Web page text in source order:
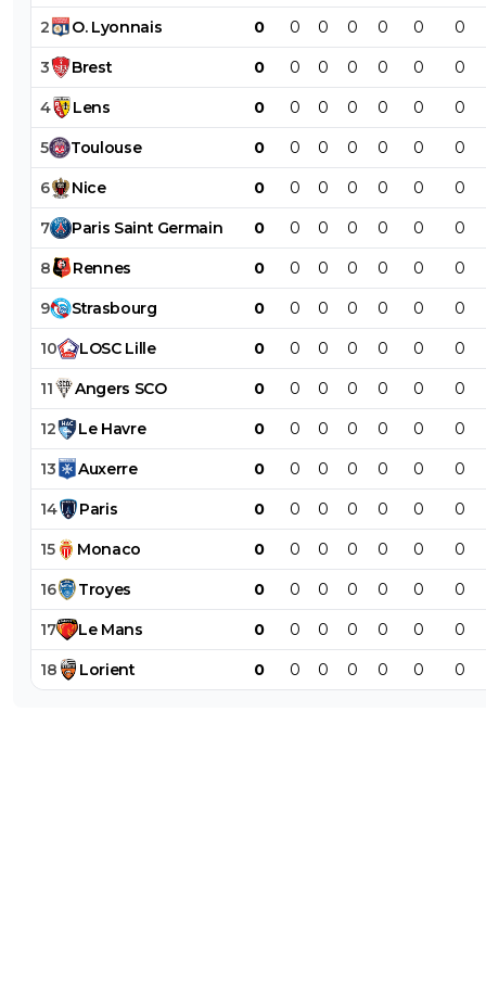
2 O. Lyonnais 0 0 0 0 0 0 0
3 Brest 0 0 0 0 0 0 0
4 Lens 0 0 0 0 0 0 0
5 Toulouse 0 0 0 0 0 0 0
6 Nice 0 0 0 0 0 0 0
7 Paris Saint Germain 0 0 0 0 0 0 0
8 Rennes 0 0 0 0 0 0 0
9 Strasbourg 0 0 0 0 0 0 0
10 LOSC Lille 0 0 0 0 0 0 0
11 Angers SCO 0 0 0 0 0 0 0
12 Le Havre 0 0 0 0 0 0 0
13 Auxerre 0 0 0 0 0 0 0
14 Paris 0 0 0 0 0 0 0
15 Monaco 0 0 0 0 0 0 0
16 Troyes 0 0 0 0 0 0 0
17 Le Mans 0 0 0 0 0 0 0
18 Lorient 0 0 0 0 0 0 0